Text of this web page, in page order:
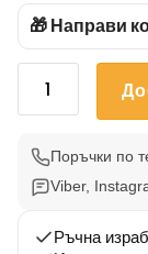
🎁 Направи
количество
Бретонски
Шпаньол
Поръчки по
Viber,
Ръчна